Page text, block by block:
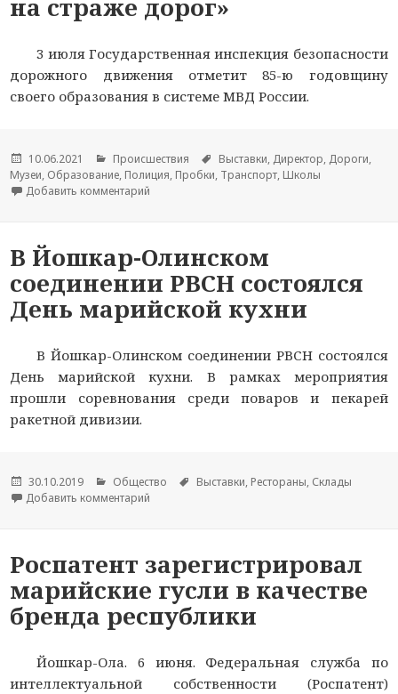
на страже дорог»
3 июля Государственная инспекция безопасности
дорожного движения отметит 85-ю годовщину
своего образования в системе МВД России.
Опубликовано
10.06.2021 Рубрики
Происшествия Метки
Выставки, Директор, Дороги,
Музеи, Образование, Полиция, Пробки, Транспорт, Школы
Добавить комментарий
В Йошкар-Олинском
соединении РВСН состоялся
День марийской кухни
В Йошкар-Олинском соединении РВСН состоялся
День марийской кухни. В рамках мероприятия
прошли соревнования среди поваров и пекарей
ракетной дивизии.
Опубликовано
30.10.2019 Рубрики
Общество Метки
Выставки, Рестораны, Склады
Добавить комментарий
Роспатент зарегистрировал
марийские гусли в качестве
бренда республики
Йошкар-Ола. 6 июня. Федеральная служба по
интеллектуальной собственности (Роспатент)